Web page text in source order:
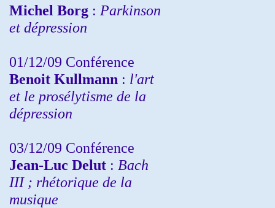
Michel Borg : Parkinson
et dépression
01/12/09 Conférence
Benoit Kullmann : l'art
et le prosélytisme de la
dépression
03/12/09 Conférence
Jean-Luc Delut : Bach
III ; rhétorique de la
musique